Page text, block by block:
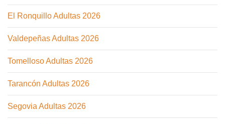
El Ronquillo Adultas 2026
Valdepeñas Adultas 2026
Tomelloso Adultas 2026
Tarancón Adultas 2026
Segovia Adultas 2026